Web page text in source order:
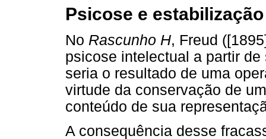
Psicose e
No Rascunho H, Freud
psicose intelectual a partir
seria o resultado de uma
virtude da conservação de
conteúdo de sua
A consequência desse